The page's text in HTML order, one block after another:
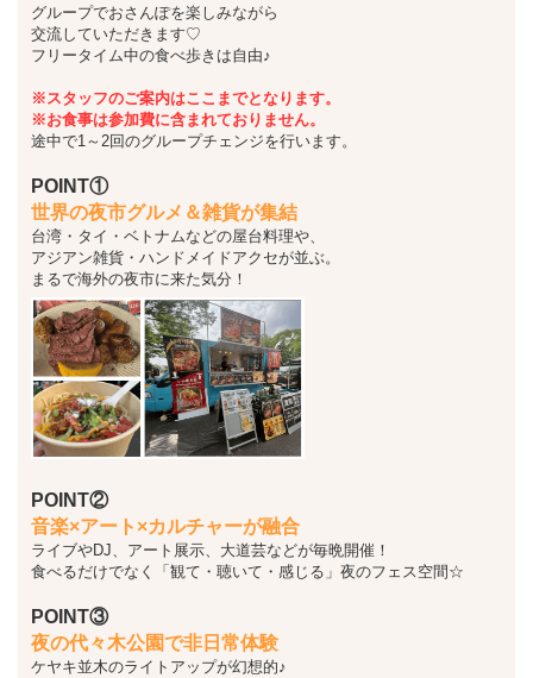
グループでおさんぽを楽しみながら
交流していただきます♡
フリータイム中の食べ歩きは自由♪
※スタッフのご案内はここまでとなります。
※お食事は参加費に含まれておりません。
途中で1～2回のグループチェンジを行います。
POINT①
世界の夜市グルメ＆雑貨が集結
台湾・タイ・ベトナムなどの屋台料理や、
アジアン雑貨・ハンドメイドアクセが並ぶ。
まるで海外の夜市に来た気分！
POINT②
音楽×アート×カルチャーが融合
ライブやDJ、アート展示、大道芸などが毎晩開催！
食べるだけでなく「観て・聴いて・感じる」夜のフェス空間☆
POINT③
夜の代々木公園で非日常体験
ケヤキ並木のライトアップが幻想的♪